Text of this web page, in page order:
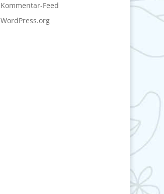
Kommentar-Feed
WordPress.org